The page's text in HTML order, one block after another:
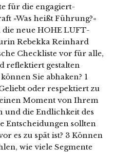
für die engagiert-
»Was heißt Führung?«
neue HOHE LUFT-
Rebekka Reinhard
Checkliste vor für alle,
reflektiert gestalten
Sie abhaken? 1
oder respektiert zu
Moment von Ihrem
und die Endlichkeit des
Entscheidungen sollten
es zu spät ist? 3 Können
wie viele Segmente